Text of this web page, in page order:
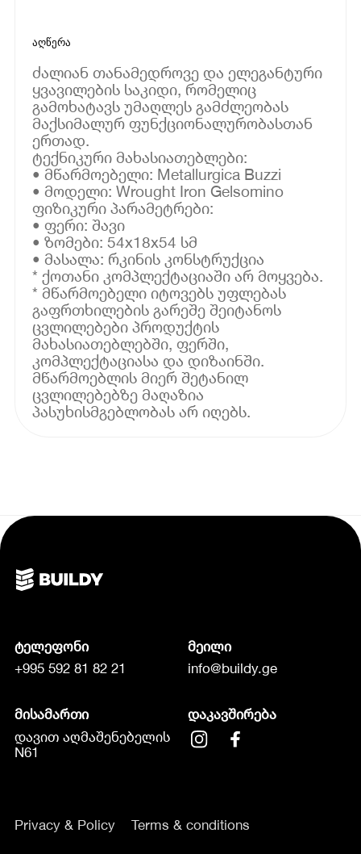
აღწერა
ძალიან თანამედროვე და ელეგანტური
ყვავილების საკიდი, რომელიც
გამოხატავს უმაღლეს გამძლეობას
მაქსიმალურ ფუნქციონალურობასთან
ერთად.
ტექნიკური მახასიათებლები:
• მწარმოებელი: Metallurgica Buzzi
• მოდელი: Wrought Iron Gelsomino
ფიზიკური პარამეტრები:
• ფერი: შავი
• ზომები: 54x18x54 სმ
• მასალა: რკინის კონსტრუქცია
* ქოთანი კომპლექტაციაში არ მოყვება.
* მწარმოებელი იტოვებს უფლებას
გაფრთხილების გარეშე შეიტანოს
ცვლილებები პროდუქტის
მახასიათებლებში, ფერში,
კომპლექტაციასა და დიზაინში.
მწარმოებლის მიერ შეტანილ
ცვლილებებზე მაღაზია
პასუხისმგებლობას არ იღებს.
ტელეფონი
+995 592 81 82 21
მეილი
info@buildy.ge
მისამართი
დავით აღმაშენებელის
N61
დაკავშირება
Privacy & Policy Terms & conditions